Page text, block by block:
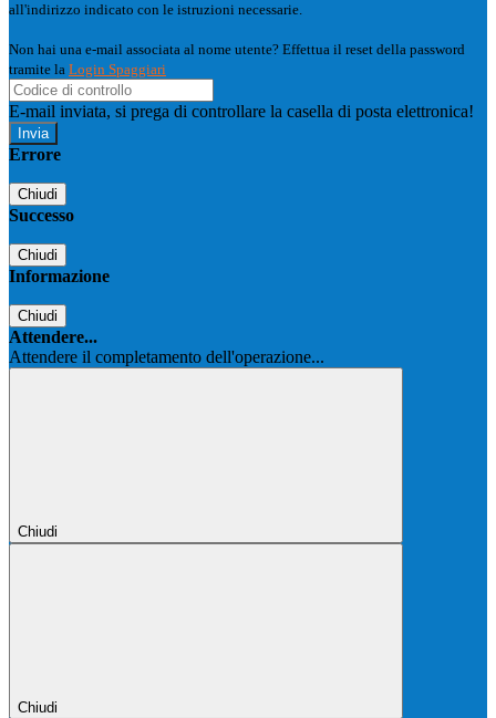
all'indirizzo indicato con le istruzioni necessarie.
Non hai una e-mail associata al nome utente? Effettua il reset della password
tramite la Login Spaggiari
E-mail inviata, si prega di controllare la casella di posta elettronica!
Errore
Chiudi
Successo
Chiudi
Informazione
Chiudi
Attendere...
Attendere il completamento dell'operazione...
Chiudi
Chiudi